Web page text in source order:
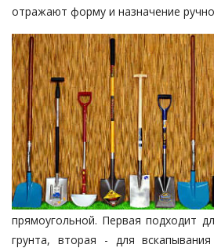
отражают форму и назначение
прямоугольной. Первая подходит
грунта, вторая - для